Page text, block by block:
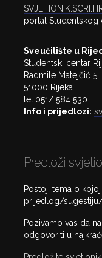
portal Studentskog
Sveučilište u
Studentski centar
Radmile Matejčić 5
51000 Rijeka
tel:051/ 584 530
Info i prijedlozi:
Predloži
Postoji tema o
prijedlog/sugestiju/
Pozivamo vas da
odgovoriti u